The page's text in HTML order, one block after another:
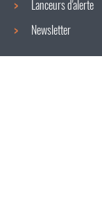
Lanceurs d'alerte
Newsletter